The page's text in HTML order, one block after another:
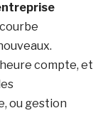
compte, et
ou gestion